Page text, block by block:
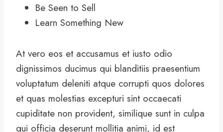
Be Seen to Sell
Learn Something New
At vero eos et accusamus et iusto odio
dignissimos ducimus qui blanditiis praesentium
voluptatum deleniti atque corrupti quos dolores
et quas molestias excepturi sint occaecati
cupiditate non provident, similique sunt in culpa
qui officia deserunt mollitia animi, id est